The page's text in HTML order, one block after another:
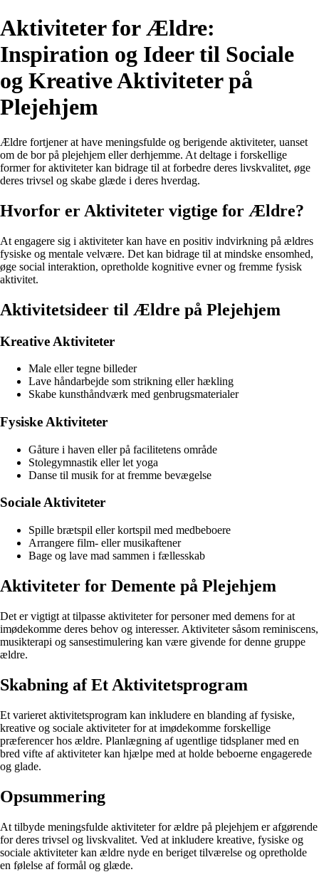
Aktiviteter for Ældre:
Inspiration og Ideer til Sociale
og Kreative Aktiviteter på
Plejehjem
Ældre fortjener at have meningsfulde og berigende aktiviteter, uanset
om de bor på plejehjem eller derhjemme. At deltage i forskellige
former for aktiviteter kan bidrage til at forbedre deres livskvalitet, øge
deres trivsel og skabe glæde i deres hverdag.
Hvorfor er Aktiviteter vigtige for Ældre?
At engagere sig i aktiviteter kan have en positiv indvirkning på ældres
fysiske og mentale velvære. Det kan bidrage til at mindske ensomhed,
øge social interaktion, opretholde kognitive evner og fremme fysisk
aktivitet.
Aktivitetsideer til Ældre på Plejehjem
Kreative Aktiviteter
Male eller tegne billeder
Lave håndarbejde som strikning eller hækling
Skabe kunsthåndværk med genbrugsmaterialer
Fysiske Aktiviteter
Gåture i haven eller på facilitetens område
Stolegymnastik eller let yoga
Danse til musik for at fremme bevægelse
Sociale Aktiviteter
Spille brætspil eller kortspil med medbeboere
Arrangere film- eller musikaftener
Bage og lave mad sammen i fællesskab
Aktiviteter for Demente på Plejehjem
Det er vigtigt at tilpasse aktiviteter for personer med demens for at
imødekomme deres behov og interesser. Aktiviteter såsom reminiscens,
musikterapi og sansestimulering kan være givende for denne gruppe
ældre.
Skabning af Et Aktivitetsprogram
Et varieret aktivitetsprogram kan inkludere en blanding af fysiske,
kreative og sociale aktiviteter for at imødekomme forskellige
præferencer hos ældre. Planlægning af ugentlige tidsplaner med en
bred vifte af aktiviteter kan hjælpe med at holde beboerne engagerede
og glade.
Opsummering
At tilbyde meningsfulde aktiviteter for ældre på plejehjem er afgørende
for deres trivsel og livskvalitet. Ved at inkludere kreative, fysiske og
sociale aktiviteter kan ældre nyde en beriget tilværelse og opretholde
en følelse af formål og glæde.